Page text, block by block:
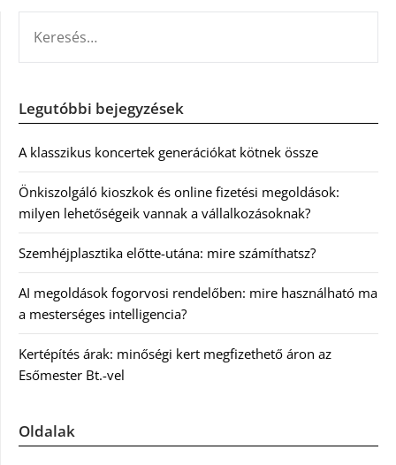
Legutóbbi bejegyzések
A klasszikus koncertek generációkat kötnek össze
Önkiszolgáló kioszkok és online fizetési megoldások:
milyen lehetőségeik vannak a vállalkozásoknak?
Szemhéjplasztika előtte-utána: mire számíthatsz?
AI megoldások fogorvosi rendelőben: mire használható ma
a mesterséges intelligencia?
Kertépítés árak: minőségi kert megfizethető áron az
Esőmester Bt.-vel
Oldalak